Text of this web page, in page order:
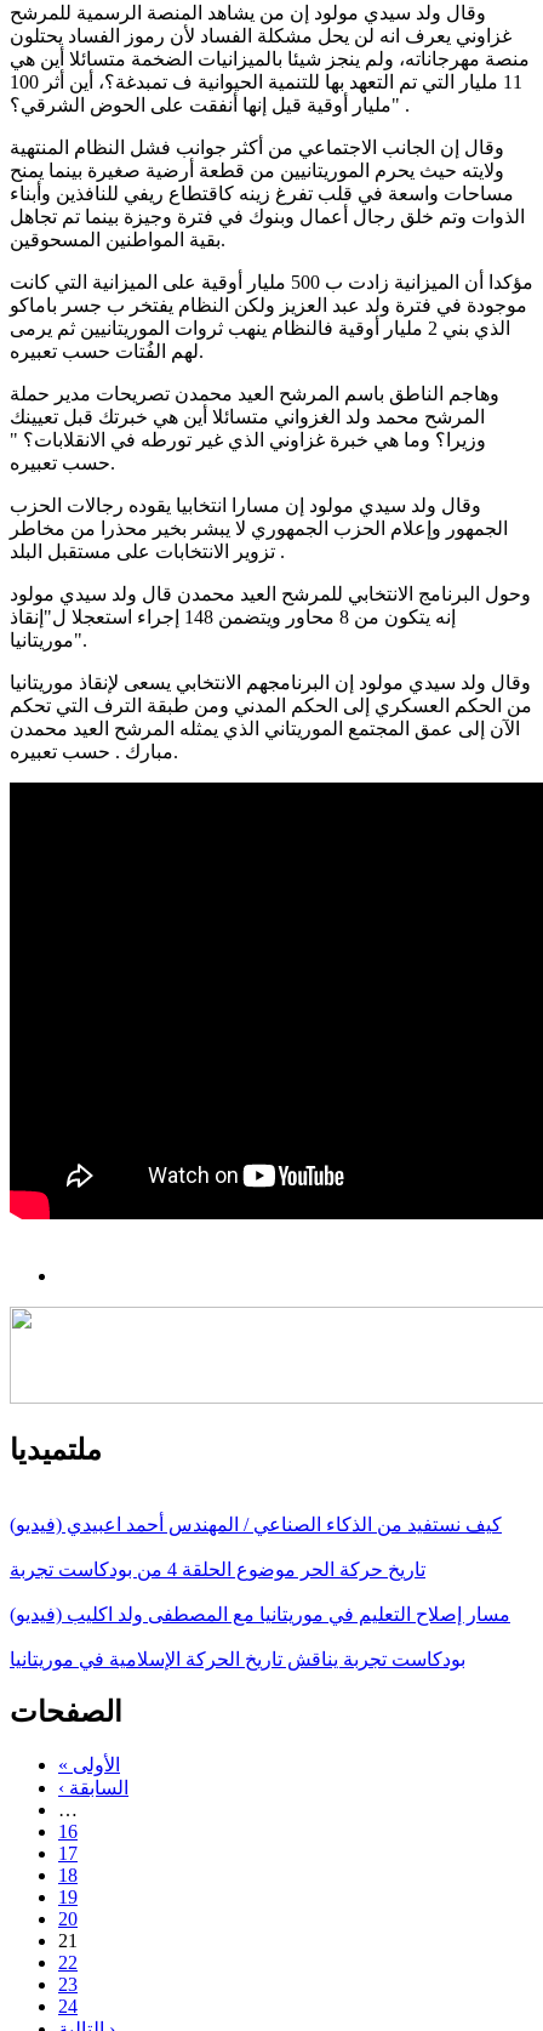
وقال ولد سيدي مولود إن من يشاهد المنصة الرسمية للمرشح
غزاوني يعرف انه لن يحل مشكلة الفساد لأن رموز الفساد يحتلون
منصة مهرجاناته، ولم ينجز شيئا بالميزانيات الضخمة متسائلا أين هي
11 مليار التي تم التعهد بها للتنمية الحيوانية ف تمبدغة؟، أين أثر 100
مليار أوقية قيل إنها أنفقت على الحوض الشرقي؟" .
وقال إن الجانب الاجتماعي من أكثر جوانب فشل النظام المنتهية
ولايته حيث يحرم الموريتانيين من قطعة أرضية صغيرة بينما يمنح
مساحات واسعة في قلب تفرغ زينه كاقتطاع ريفي للنافذين وأبناء
الذوات وتم خلق رجال أعمال وبنوك في فترة وجيزة بينما تم تجاهل
بقية المواطنين المسحوقين.
مؤكدا أن الميزانية زادت ب 500 مليار أوقية على الميزانية التي كانت
موجودة في فترة ولد عبد العزيز ولكن النظام يفتخر ب جسر باماكو
الذي بني 2 مليار أوقية فالنظام ينهب ثروات الموريتانيين ثم يرمى
لهم الفُتات حسب تعبيره.
وهاجم الناطق باسم المرشح العيد محمدن تصريحات مدير حملة
المرشح محمد ولد الغزواني متسائلا أين هي خبرتك قبل تعيينك
وزيرا؟ وما هي خبرة غزاوني الذي غير تورطه في الانقلابات؟ "
حسب تعبيره.
وقال ولد سيدي مولود إن مسارا انتخابيا يقوده رجالات الحزب
الجمهور وإعلام الحزب الجمهوري لا يبشر بخير محذرا من مخاطر
تزوير الانتخابات على مستقبل البلد .
وحول البرنامج الانتخابي للمرشح العيد محمدن قال ولد سيدي مولود
إنه يتكون من 8 محاور ويتضمن 148 إجراء استعجلا ل"إنقاذ
موريتانيا".
وقال ولد سيدي مولود إن البرنامجهم الانتخابي يسعى لإنقاذ موريتانيا
من الحكم العسكري إلى الحكم المدني ومن طبقة الترف التي تحكم
الآن إلى عمق المجتمع الموريتاني الذي يمثله المرشح العيد محمدن
مبارك . حسب تعبيره.
ملتميديا
كيف نستفيد من الذكاء الصناعي / المهندس أحمد اعبيدي (فيديو)
تاريخ حركة الحر موضوع الحلقة 4 من بودكاست تجربة
مسار إصلاح التعليم في موريتانيا مع المصطفى ولد اكليب (فيديو)
بودكاست تجربة يناقش تاريخ الحركة الإسلامية في موريتانيا
الصفحات
« الأولى
‹ السابقة
…
16
17
18
19
20
21
22
23
24